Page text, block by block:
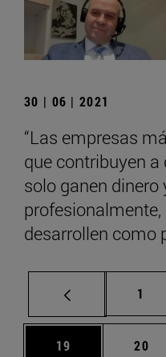
30 | 06 | 2021
“Las empresas
que contribuyen
solo ganen dinero
profesionalmente,
desarrollen como
1
Página
19 20